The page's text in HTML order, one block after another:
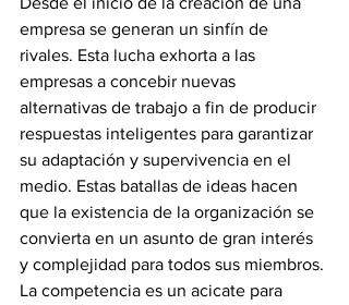
empresa se generan un sinfín de
rivales. Esta lucha exhorta a las
empresas a concebir nuevas
alternativas de trabajo a fin de producir
respuestas inteligentes para garantizar
su adaptación y supervivencia en el
medio. Estas batallas de ideas hacen
que la existencia de la organización se
convierta en un asunto de gran interés
y complejidad para todos sus miembros.
La competencia es un acicate para